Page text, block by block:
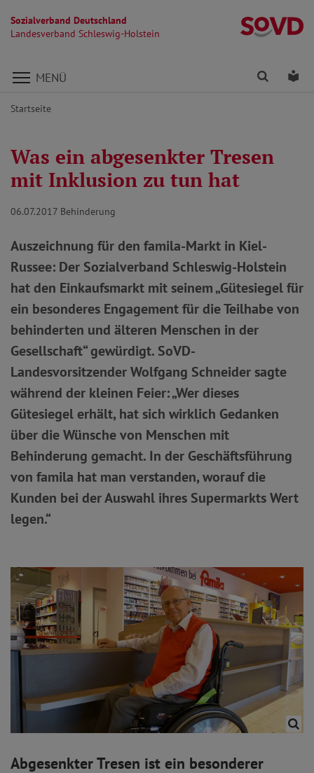
Sozialverband Deutschland
Landesverband Schleswig-Holstein
Direkt zu den Inhalten springen
MENÜ Finden
Startseite
Was ein abgesenkter Tresen
mit Inklusion zu tun hat
06.07.2017 Behinderung
Auszeichnung für den famila-Markt in Kiel-
Russee: Der Sozialverband Schleswig-Holstein
hat den Einkaufsmarkt mit seinem „Gütesiegel für
ein besonderes Engagement für die Teilhabe von
behinderten und älteren Menschen in der
Gesellschaft“ gewürdigt. SoVD-
Landesvorsitzender Wolfgang Schneider sagte
während der kleinen Feier: „Wer dieses
Gütesiegel erhält, hat sich wirklich Gedanken
über die Wünsche von Menschen mit
Behinderung gemacht. In der Geschäftsführung
von famila hat man verstanden, worauf die
Kunden bei der Auswahl ihres Supermarkts Wert
legen.“
Abgesenkter Tresen ist ein besonderer